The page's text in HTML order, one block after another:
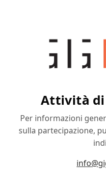
Attività
Per informazioni
sulla partecipazione,